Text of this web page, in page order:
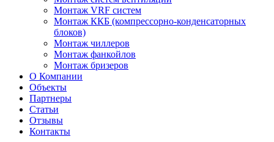
Монтаж VRF систем
Монтаж ККБ (компрессорно-конденсаторных
блоков)
Монтаж чиллеров
Монтаж фанкойлов
Монтаж бризеров
О Компании
Объекты
Партнеры
Статьи
Отзывы
Контакты